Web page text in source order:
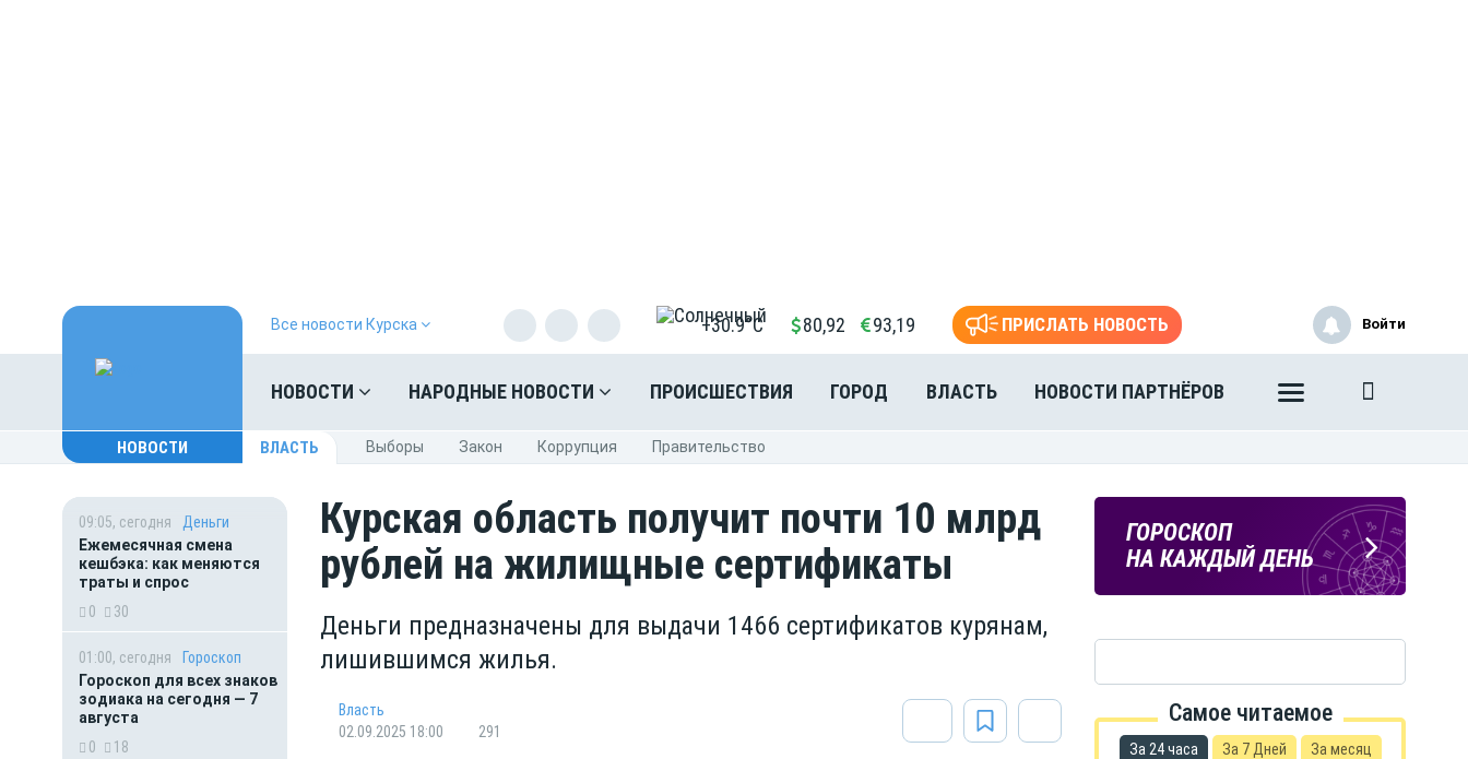
Все новости Курска +30.9°C 80,92 93,19 ПРИСЛАТЬ НОВОСТЬ
НОВОСТИ НАРОДНЫЕ НОВОСТИ ПРОИСШЕСТВИЯ ГОРОД ВЛАСТЬ НОВОСТИ ПАРТНЁРОВ
Войти
НОВОСТИ ВЛАСТЬ Выборы Закон Коррупция Правительство
09:05, сегодня
Деньги
Ежемесячная смена
кешбэка: как меняются
траты и спрос
0
30
01:00, сегодня
Гороскоп
Гороскоп для всех знаков
зодиака на сегодня — 7
августа
0
18
Курская область получит почти 10 млрд
рублей на жилищные сертификаты
Деньги предназначены для выдачи 1466 сертификатов курянам,
лишившимся жилья.
Власть
02.09.2025 18:00
291
ПОГОДА
В КУРСКЕ
ГОРОСКОП
НА КАЖДЫЙ ДЕНЬ
Самое читаемое
За 24 часа За 7 Дней За месяц